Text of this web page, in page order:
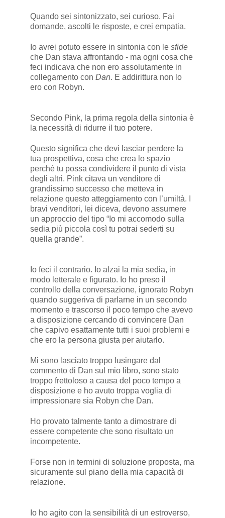
Quando sei sintonizzato, sei curioso. Fai
domande, ascolti le risposte, e crei empatia.
Io avrei potuto essere in sintonia con le sfide
che Dan stava affrontando - ma ogni cosa che
feci indicava che non ero assolutamente in
collegamento con Dan. E addirittura non lo
ero con Robyn.
Secondo Pink, la prima regola della sintonia è
la necessità di ridurre il tuo potere.
Questo significa che devi lasciar perdere la
tua prospettiva, cosa che crea lo spazio
perché tu possa condividere il punto di vista
degli altri. Pink citava un venditore di
grandissimo successo che metteva in
relazione questo atteggiamento con l’umiltà. I
bravi venditori, lei diceva, devono assumere
un approccio del tipo “Io mi accomodo sulla
sedia più piccola così tu potrai sederti su
quella grande”.
Io feci il contrario. Io alzai la mia sedia, in
modo letterale e figurato. Io ho preso il
controllo della conversazione, ignorato Robyn
quando suggeriva di parlarne in un secondo
momento e trascorso il poco tempo che avevo
a disposizione cercando di convincere Dan
che capivo esattamente tutti i suoi problemi e
che ero la persona giusta per aiutarlo.
Mi sono lasciato troppo lusingare dal
commento di Dan sul mio libro, sono stato
troppo frettoloso a causa del poco tempo a
disposizione e ho avuto troppa voglia di
impressionare sia Robyn che Dan.
Ho provato talmente tanto a dimostrare di
essere competente che sono risultato un
incompetente.
Forse non in termini di soluzione proposta, ma
sicuramente sul piano della mia capacità di
relazione.
Io ho agito con la sensibilità di un estroverso,